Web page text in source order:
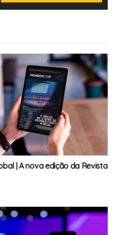
| A nova edição da Revista